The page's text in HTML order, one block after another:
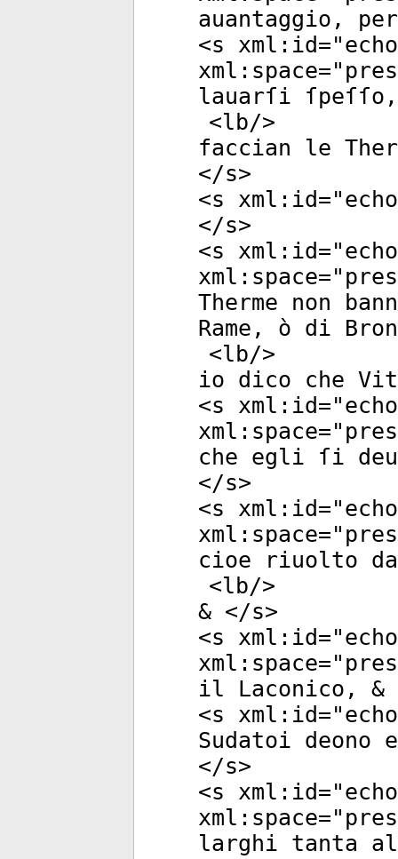
auantaggio,
<s xml:id="
xml:space="
lauarſi
<lb/>
faccian le
</s>
<s xml:id="
</s>
<s xml:id="
xml:space="
Therme non
Rame, ò di
<lb/>
io dico che
<s xml:id="
xml:space="
che egli ſi
</s>
<s xml:id="
xml:space="
cioe riuolto
<lb/>
& </s>
<s xml:id="
xml:space="
il Laconico, &
<s xml:id="
Sudatoi
</s>
<s xml:id="
xml:space="
larghi tanta